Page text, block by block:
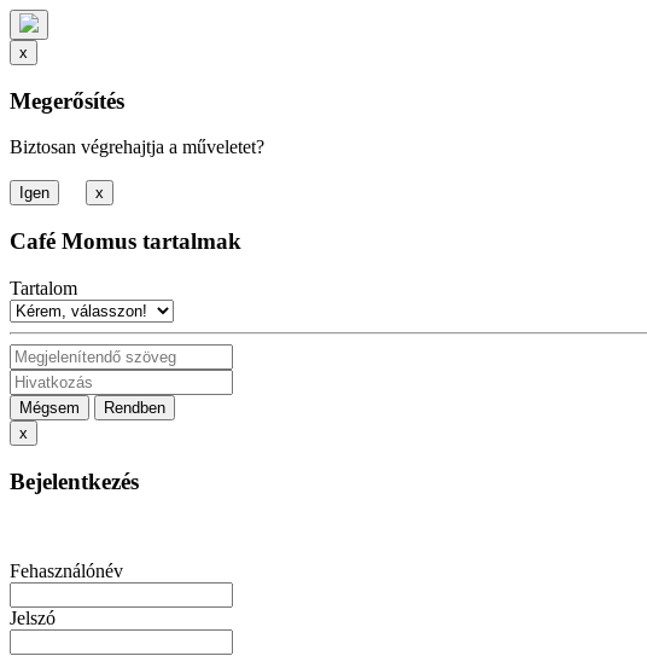
x
Megerősítés
Biztosan végrehajtja a műveletet?
x
Café Momus tartalmak
Tartalom
Mégsem
Rendben
x
Bejelentkezés
Fehasználónév
Jelszó